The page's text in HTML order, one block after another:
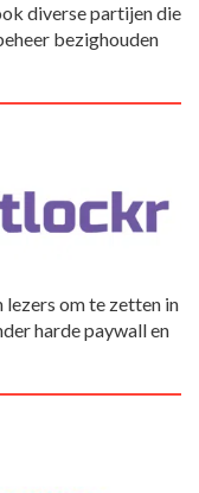
diverse partijen die
bezighouden
om te zetten in
harde paywall en